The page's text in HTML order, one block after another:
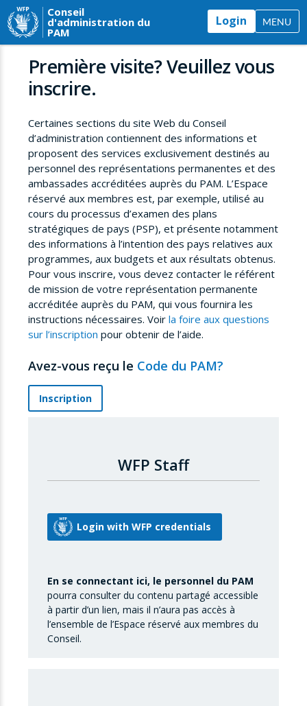
Conseil
d'administration du
PAM
Login MENU
Première visite? Veuillez vous
inscrire.
Certaines sections du site Web du Conseil
d’administration contiennent des informations et
proposent des services exclusivement destinés au
personnel des représentations permanentes et des
ambassades accréditées auprès du PAM. L’Espace
réservé aux membres est, par exemple, utilisé au
cours du processus d’examen des plans
stratégiques de pays (PSP), et présente notamment
des informations à l’intention des pays relatives aux
programmes, aux budgets et aux résultats obtenus.
Pour vous inscrire, vous devez contacter le référent
de mission de votre représentation permanente
accréditée auprès du PAM, qui vous fournira les
instructions nécessaires. Voir la foire aux questions
sur l’inscription pour obtenir de l’aide.
Avez-vous reçu le Code du PAM?
Inscription
WFP Staff
En se connectant ici, le personnel du PAM
pourra consulter du contenu partagé accessible
à partir d’un lien, mais il n’aura pas accès à
l’ensemble de l’Espace réservé aux membres du
Conseil.